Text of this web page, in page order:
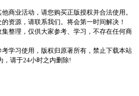
商业活动，请您购买正版授权并合法使用。
资源，请联系我们。将会第一时间解决！
整理，仅供大家参考、学习，不存在任何商
学习使用，版权归原著所有，禁止下载本站
，请于24小时之内删除!